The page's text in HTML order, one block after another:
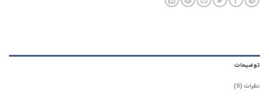
توضیحات
نظرات (0)